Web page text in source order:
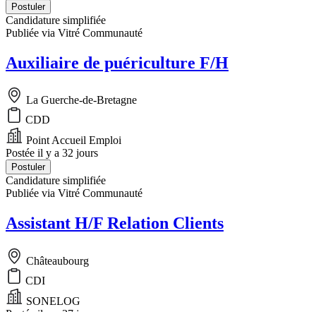
Postuler
Candidature simplifiée
Publiée via Vitré Communauté
Auxiliaire de puériculture F/H
La Guerche-de-Bretagne
CDD
Point Accueil Emploi
Postée il y a 32 jours
Postuler
Candidature simplifiée
Publiée via Vitré Communauté
Assistant H/F Relation Clients
Châteaubourg
CDI
SONELOG